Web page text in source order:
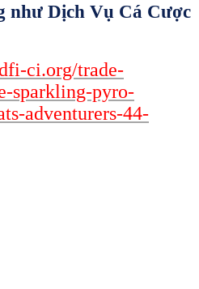
như Dịch Vụ Cá Cược
ci.org/trade-
sparkling-pyro-
adventurers-44-